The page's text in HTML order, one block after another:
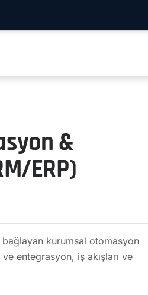
&
ERP)
kurumsal otomasyon
entegrasyon, iş akışları ve